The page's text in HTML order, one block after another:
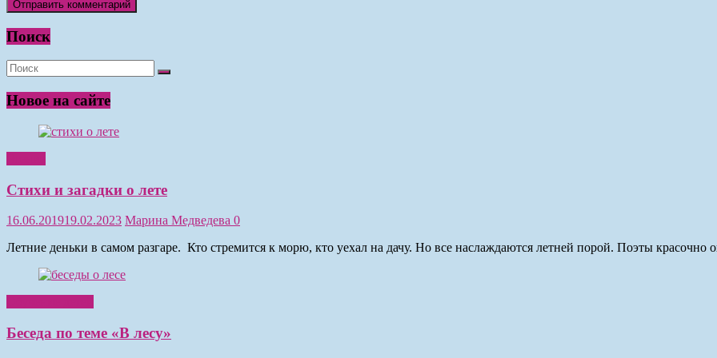
Поиск
Новое на сайте
Стихи и загадки о лете
16.06.201919.02.2023 Марина Медведева 0
Летние деньки в самом разгаре. Кто стремится к морю, кто уехал на дачу. Но все наслаждаются летней порой. Поэты красочно
Беседа по теме «В лесу»